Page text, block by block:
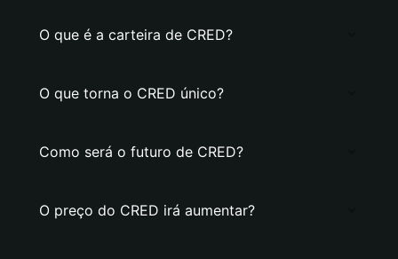
O que é a carteira de CRED?
O que torna o CRED único?
Como será o futuro de CRED?
O preço do CRED irá aumentar?